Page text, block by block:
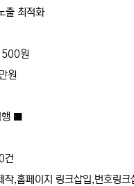
출 최적화
원
원
■
건
작,홈페이지 링크삽입,번호링크